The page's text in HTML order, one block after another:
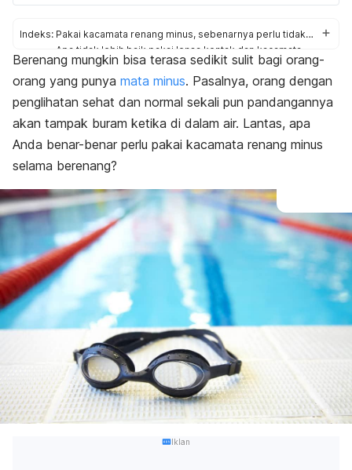
Indeks:
Pakai kacamata renang minus, sebenarnya perlu tidak sih?
Apa tidak lebih baik pakai lensa kontak dan kacamata
renang saja?
Tips memilih kacamata renang minus yang baik
Berenang mungkin bisa terasa sedikit sulit bagi orang-
orang yang punya mata minus. Pasalnya, orang dengan
penglihatan sehat dan normal sekali pun pandangannya
akan tampak buram ketika di dalam air. Lantas, apa
Anda benar-benar perlu pakai kacamata renang minus
selama berenang?
Iklan